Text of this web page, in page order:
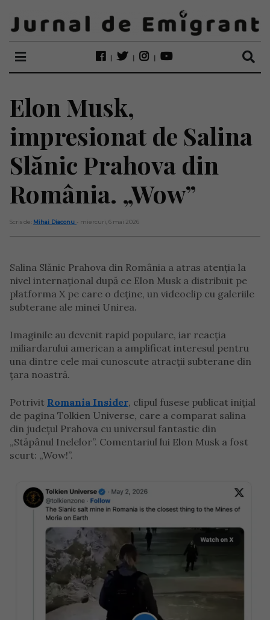
Elon Musk,
impresionat de Salina
Slănic Prahova din
România. „Wow”
Scris de: Mihai Diaconu - miercuri, 6 mai 2026
Salina Slănic Prahova din România a atras atenția la
nivel internațional după ce Elon Musk a distribuit pe
platforma X pe care o deține, un videoclip cu galeriile
subterane ale minei Unirea.
Imaginile au devenit rapid populare, iar reacția
miliardarului american a amplificat interesul pentru
una dintre cele mai cunoscute atracții subterane din
țara noastră.
Potrivit Romania Insider, clipul fusese publicat inițial
de pagina Tolkien Universe, care a comparat salina
din județul Prahova cu universul fantastic din
„Stăpânul Inelelor”. Comentariul lui Elon Musk a fost
scurt: „Wow!”.